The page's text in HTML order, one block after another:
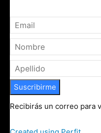
Suscribirme
Recibirás un correo para